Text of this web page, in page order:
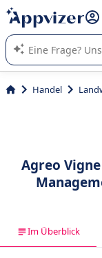
beantworten
Die KI von Appvizer
von SaaS-Software
Handel
Agreo
Im Überblick